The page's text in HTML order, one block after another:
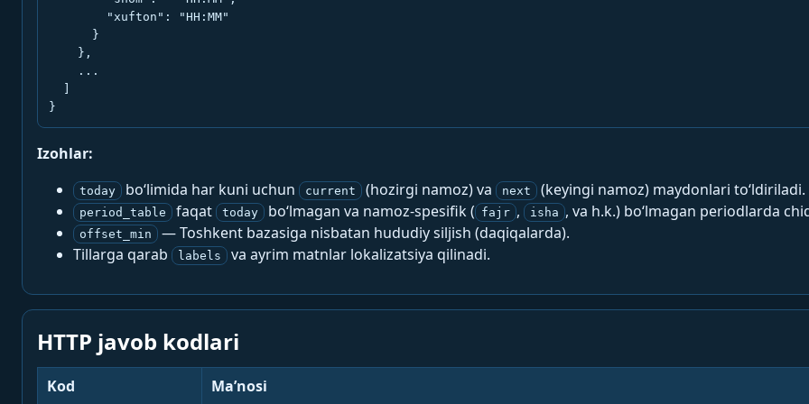
        "xufton": "HH:MM"
      }
    },
    ...
}
Izohlar:
today bo‘limida har kuni uchun current (hozirgi namoz) va next (keyingi namoz) maydonlari to‘ldiriladi.
period_table faqat today bo‘lmagan va namoz-spesifik ( fajr , isha , va h.k.) bo‘lmagan periodlarda
offset_min
— Toshkent bazasiga nisbatan hududiy siljish (daqiqalarda).
Tillarga qarab
labels va ayrim matnlar lokalizatsiya qilinadi.
HTTP javob kodlari
Kod Ma’nosi